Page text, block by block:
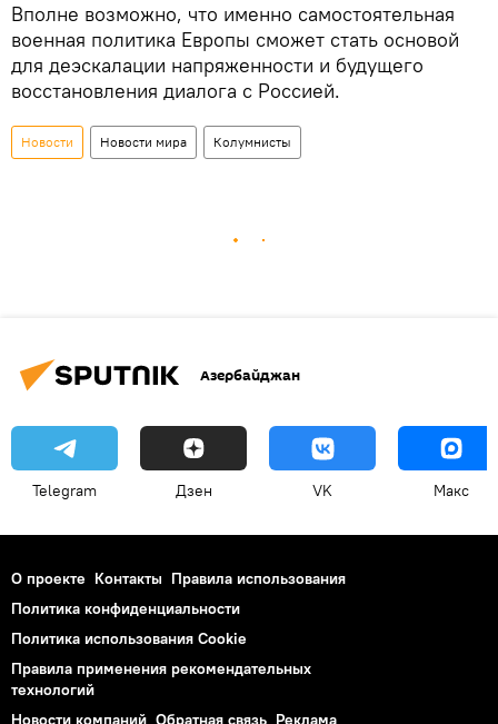
Вполне возможно, что именно самостоятельная
военная политика Европы сможет стать основой
для деэскалации напряженности и будущего
восстановления диалога с Россией.
Новости Новости мира Колумнисты
Азербайджан
Telegram Дзен VK Макс
О проекте Контакты Правила использования
Политика конфиденциальности
Политика использования Cookie
Правила применения рекомендательных
технологий
Новости компаний Обратная связь Реклама